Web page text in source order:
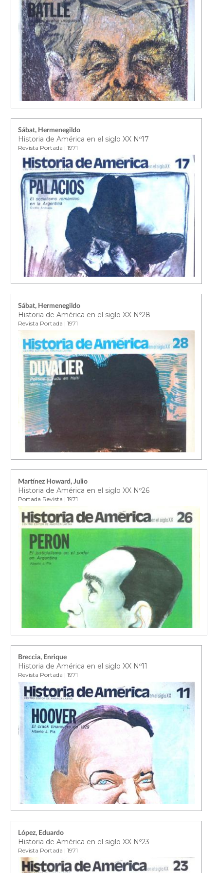
Sábat, Hermenegildo
Historia de América en el siglo XX Nº17
Revista Portada | 1971
Sábat, Hermenegildo
Historia de América en el siglo XX Nº28
Revista Portada | 1971
Martínez Howard, Julio
Historia de América en el siglo XX Nº26
Portada Revista | 1971
Breccia, Enrique
Historia de América en el siglo XX Nº11
Revista Portada | 1971
López, Eduardo
Historia de América en el siglo XX Nº23
Revista Portada | 1971